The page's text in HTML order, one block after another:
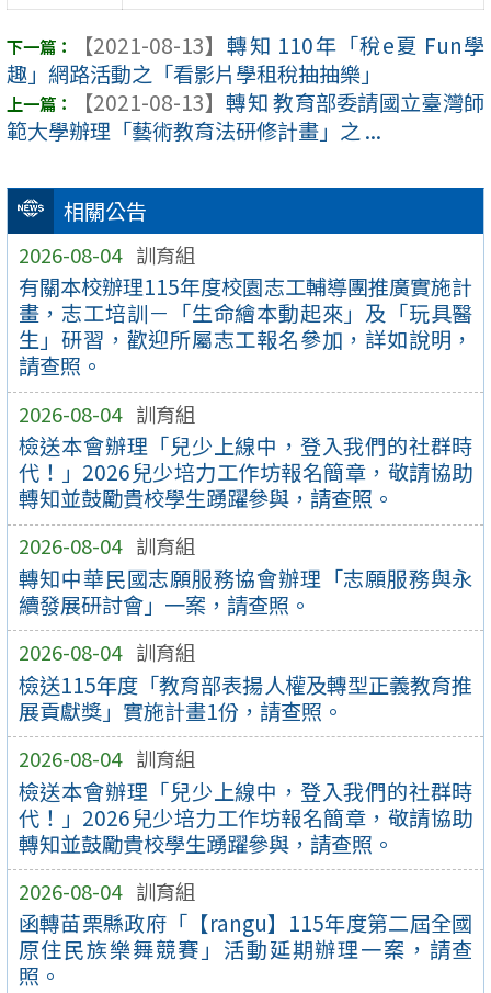
相關公告
2026-08-04 訓育組
有關本校辦理115年度校園志工輔導團推廣實施計
畫，志工培訓－「生命繪本動起來」及「玩具醫
生」研習，歡迎所屬志工報名參加，詳如說明，
請查照。
2026-08-04 訓育組
檢送本會辦理「兒少上線中，登入我們的社群時
代！」2026兒少培力工作坊報名簡章，敬請協助
轉知並鼓勵貴校學生踴躍參與，請查照。
2026-08-04 訓育組
轉知中華民國志願服務協會辦理「志願服務與永
續發展研討會」一案，請查照。
2026-08-04 訓育組
檢送115年度「教育部表揚人權及轉型正義教育推
展貢獻獎」實施計畫1份，請查照。
2026-08-04 訓育組
檢送本會辦理「兒少上線中，登入我們的社群時
代！」2026兒少培力工作坊報名簡章，敬請協助
轉知並鼓勵貴校學生踴躍參與，請查照。
2026-08-04 訓育組
函轉苗栗縣政府「【rangu】115年度第二屆全國
原住民族樂舞競賽」活動延期辦理一案，請查
照。
【2021-08-13】 轉知 110年「稅e夏 Fun學
趣」網路活動之「看影片學租稅抽抽樂」
【2021-08-13】 轉知 教育部委請國立臺灣師
範大學辦理「藝術教育法研修計畫」之 ...